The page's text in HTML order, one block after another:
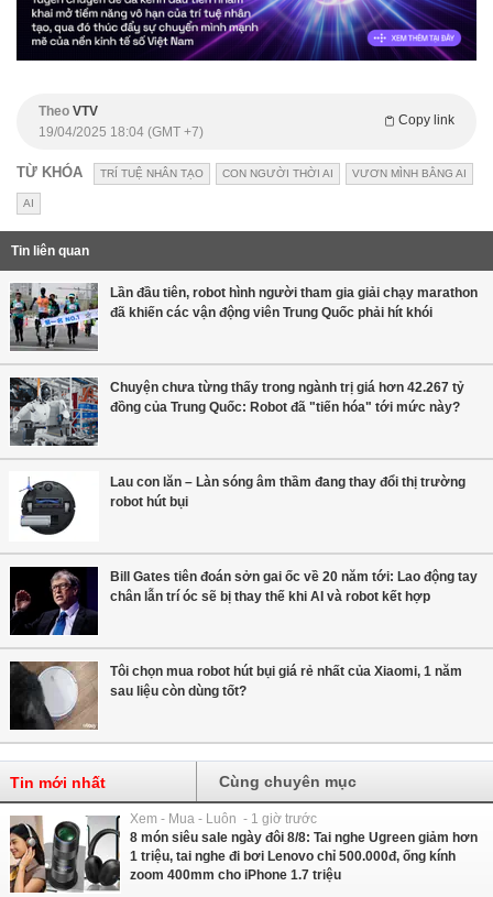
Theo VTV
Copy link
19/04/2025 18:04 (GMT +7)
TỪ KHÓA TRÍ TUỆ NHÂN TẠO CON NGƯỜI THỜI AI VƯƠN MÌNH BẰNG AI
AI
Tin liên quan
Lần đầu tiên, robot hình người tham gia giải chạy marathon
đã khiến các vận động viên Trung Quốc phải hít khói
Chuyện chưa từng thấy trong ngành trị giá hơn 42.267 tỷ
đồng của Trung Quốc: Robot đã "tiến hóa" tới mức này?
Lau con lăn – Làn sóng âm thầm đang thay đổi thị trường
robot hút bụi
Bill Gates tiên đoán sởn gai ốc về 20 năm tới: Lao động tay
chân lẫn trí óc sẽ bị thay thế khi AI và robot kết hợp
Tôi chọn mua robot hút bụi giá rẻ nhất của Xiaomi, 1 năm
sau liệu còn dùng tốt?
Tin mới nhất Cùng chuyên mục
Xem - Mua - Luôn - 1 giờ trước
8 món siêu sale ngày đôi 8/8: Tai nghe Ugreen giảm hơn
1 triệu, tai nghe đi bơi Lenovo chỉ 500.000đ, ống kính
zoom 400mm cho iPhone 1.7 triệu